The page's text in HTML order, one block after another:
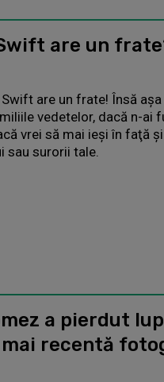
are un
are un frate! Însă
vedetelor, dacă n-ai
vrei să mai ieşi în faţă
sau surorii tale.
a pierdut
recentă